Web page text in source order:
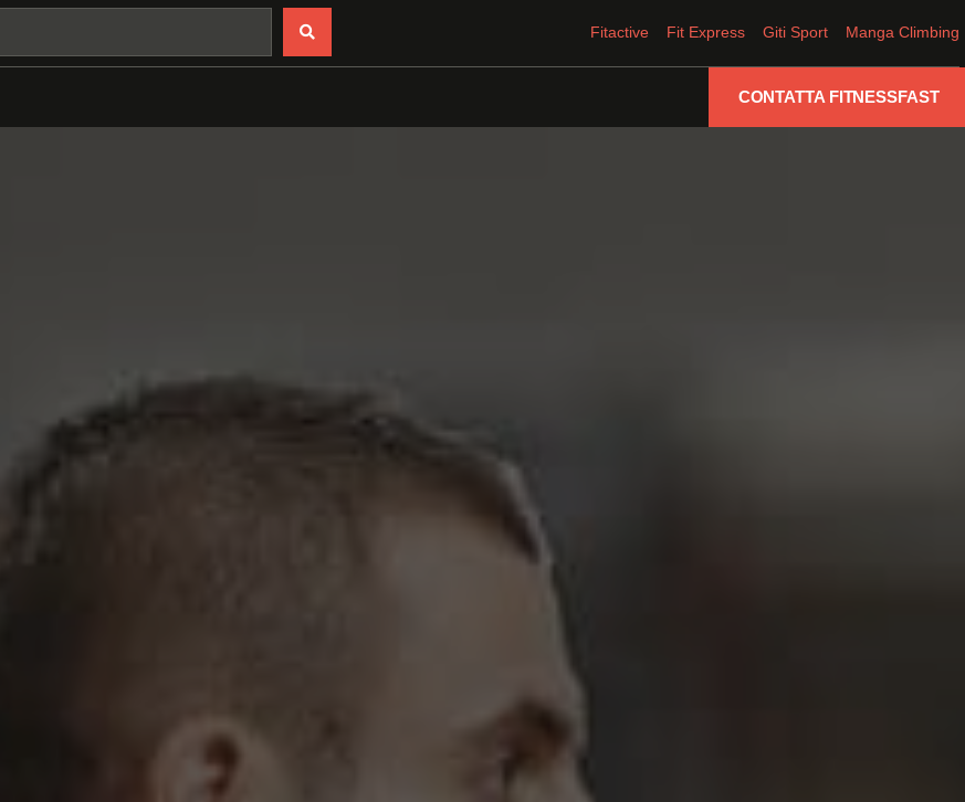
Fitactive Fit Express Giti Sport Manga Climbing
CONTATTA FITNESSFAST